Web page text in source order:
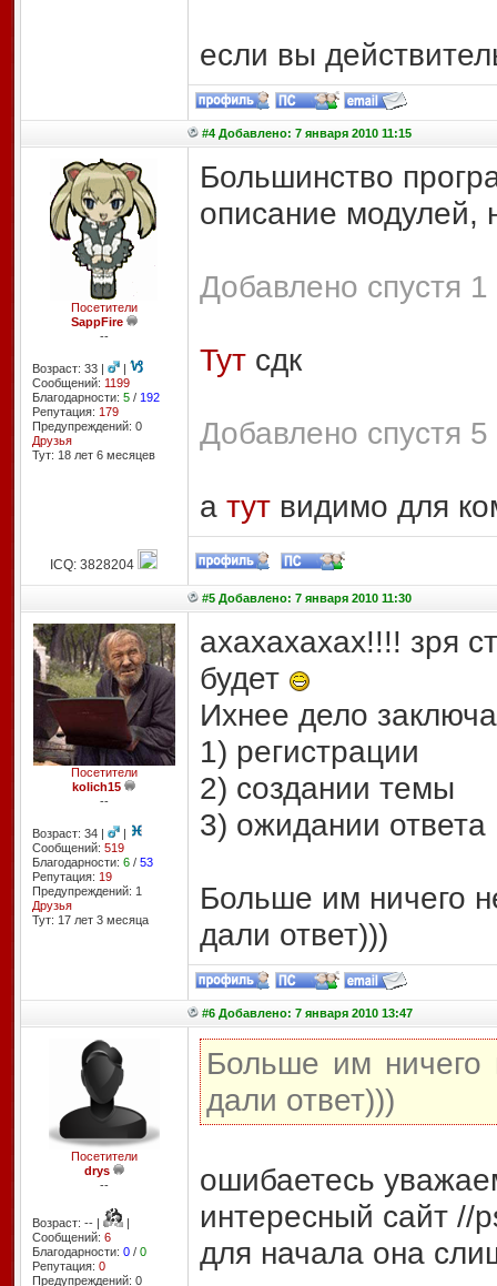
если вы
#4 Добавлено: 7 января 2010 11:15
Посетители
SappFire
--
Возраст: 33 |
|
Сообщений: 1199
Благодарности: 5/ 192
Репутация: 179
Предупреждений: 0
Друзья
Тут: 18 лет 6 месяцев
Большинство
описание модулей,
Добавлено спустя
Тутсдк
Добавлено спустя
а тутвидимо для
ICQ: 3828204
#5 Добавлено: 7 января 2010 11:30
Посетители
kolich15
--
Возраст: 34 |
|
Сообщений: 519
Благодарности: 6/ 53
Репутация: 19
Предупреждений: 1
Друзья
Тут: 17 лет 3 месяцa
ахахахахах!!!! зря
будет
Ихнее дело
1) регистрации
2) создании темы
3) ожидании ответа
Больше им ничего
дали ответ)))
#6 Добавлено: 7 января 2010 13:47
Посетители
drys
--
Возраст: -- |
|
Сообщений: 6
Благодарности: 0/ 0
Репутация: 0
Предупреждений: 0
Больше им
дали ответ)))
ошибаетесь
интересный сайт //
для начала она